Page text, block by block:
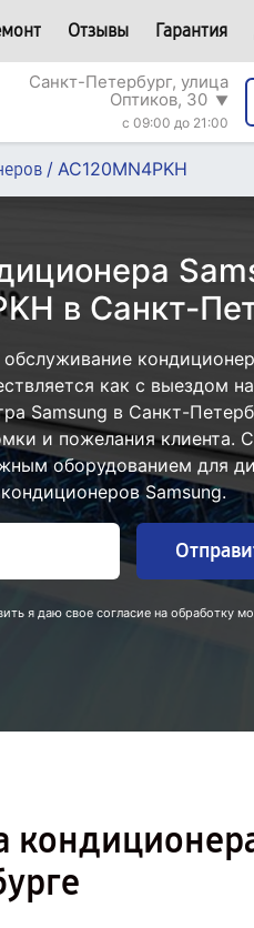
Отзывы Гарантия
Санкт-Петербург, улица
Оптиков, 30 ▼
c 09:00 до 21:00
/ AC120MN4PKH
в Санкт-
как с выездом
Samsung в Санкт-
и пожелания клиента.
оборудованием для
Samsung.
я даю свое согласие на обработку